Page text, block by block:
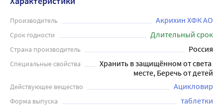
Производитель Акрихин ХФК АО
Срок годности Длительный срок
Страна производитель Россия
Специальные свойства
Хранить в защищённом от света
месте, Беречь от детей
Действующее вещество Ацикловир
Форма выпуска таблетки